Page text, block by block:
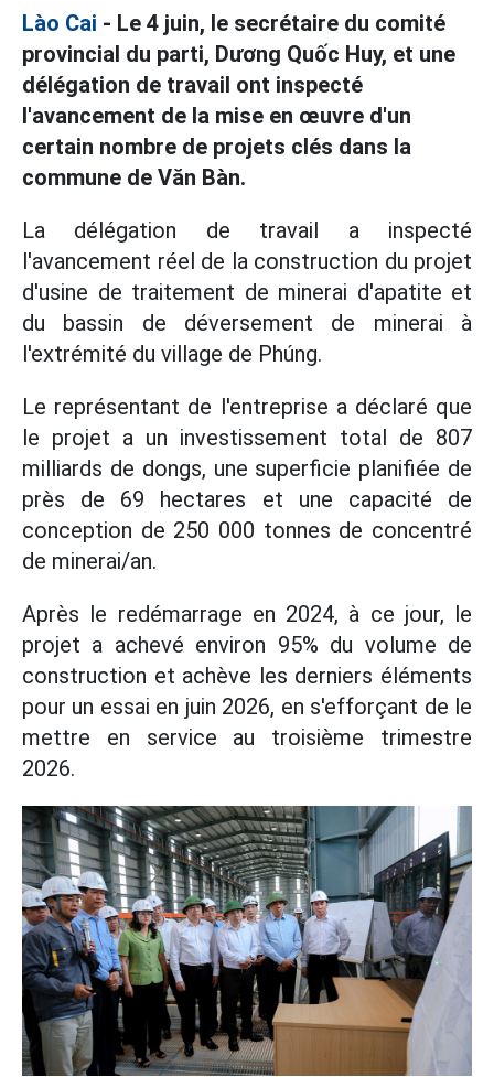
Lào Cai - Le 4 juin, le secrétaire du comité
provincial du parti, Dương Quốc Huy, et une
délégation de travail ont inspecté
l'avancement de la mise en œuvre d'un
certain nombre de projets clés dans la
commune de Văn Bàn.
La délégation de travail a inspecté
l'avancement réel de la construction du projet
d'usine de traitement de minerai d'apatite et
du bassin de déversement de minerai à
l'extrémité du village de Phúng.
Le représentant de l'entreprise a déclaré que
le projet a un investissement total de 807
milliards de dongs, une superficie planifiée de
près de 69 hectares et une capacité de
conception de 250 000 tonnes de concentré
de minerai/an.
Après le redémarrage en 2024, à ce jour, le
projet a achevé environ 95% du volume de
construction et achève les derniers éléments
pour un essai en juin 2026, en s'efforçant de le
mettre en service au troisième trimestre
2026.